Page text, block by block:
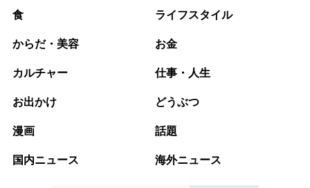
食 ライフスタイル
からだ・美容 お金
カルチャー 仕事・人生
お出かけ どうぶつ
漫画 話題
国内ニュース 海外ニュース